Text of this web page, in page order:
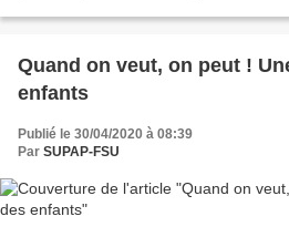
Quand on veut, on peut !
enfants
Publié le 30/04/2020 à 08:39
Par SUPAP-FSU